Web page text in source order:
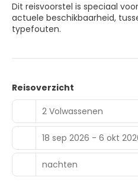
Dit reisvoorstel is speciaal
actuele beschikbaarheid,
typefouten.
Reisoverzicht
2 Volwassenen
18 sep 2026 - 6 okt
nachten